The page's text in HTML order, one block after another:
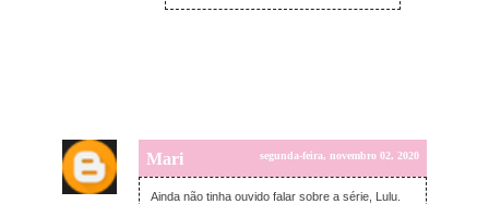
Mari segunda-feira, novembro 02, 2020
Ainda não tinha ouvido falar sobre a série, Lulu.